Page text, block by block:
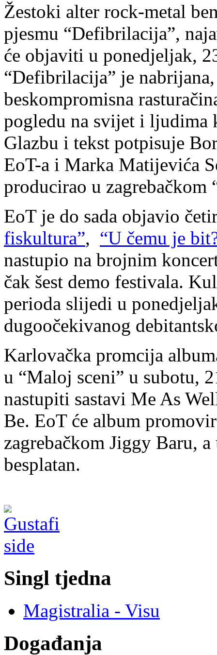
Žestoki alter rock-metal
pjesmu “Defibrilacija”,
će objaviti u ponedjeljak,
“Defibrilacija” je
beskompromisna
pogledu na svijet i ljudima
Glazbu i tekst potpisuje
EoT-a i Marka Matijevića
producirao u zagrebačkom
EoT je do sada objavio
fiskultura”, “U čemu je
nastupio na brojnim
čak šest demo festivala.
perioda slijedi u
dugoočekivanog
Karlovačka promcija
u “Maloj sceni” u subotu,
nastupiti sastavi Me As
Be. EoT će album
zagrebačkom Jiggy Baru,
besplatan.
Singl tjedna
Magistralia - Visu
Događanja